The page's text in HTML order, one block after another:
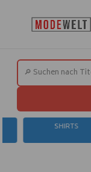
SHIRTS